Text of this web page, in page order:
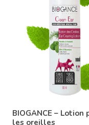
BIOGANCE – Lotion
les oreilles